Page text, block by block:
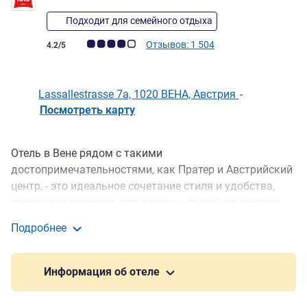
Подходит для семейного отдыха
Примечание: отзывы клиентов (Рейтинг ALL)
4.2/5 Отзывов: 1 504
Lassallestrasse 7a, 1020 ВЕНА, Австрия -
Посмотреть карту
Описание
Отель в Вене рядом с такими
достопримечательностями, как Пратер и Австрийский
центр, - это идеальное сочетание стиля и удобства,
стол), а вечером расслабьтесь с любимым напитком и
закусками в баре.
В парке развлечений Пратер - более 250 аттракционов.
Подробнее
Информация об отеле